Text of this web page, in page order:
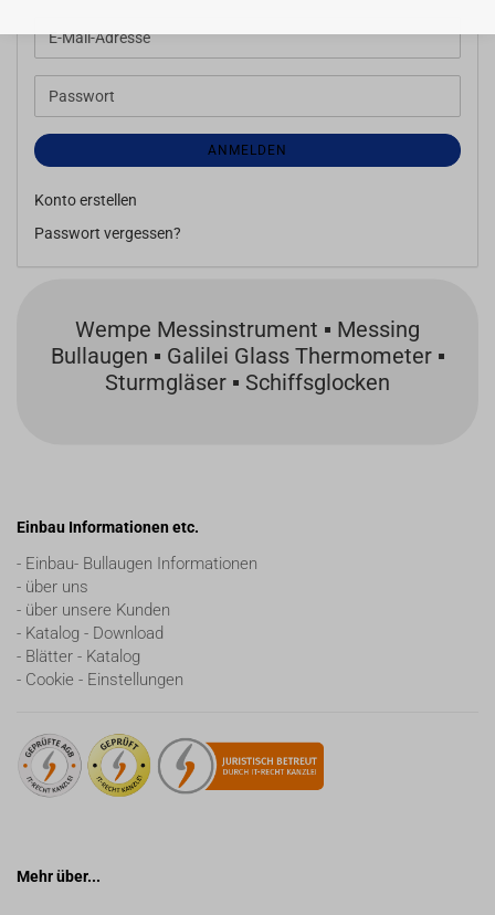
E-
Mail-
Adresse
Passwort
ANMELDEN
Konto erstellen
Passwort vergessen?
Wempe Messinstrument ▪ Messing
Bullaugen ▪ Galilei Glass Thermometer ▪
Sturmgläser ▪ Schiffsglocken
Einbau Informationen etc.
- Einbau- Bullaugen Informationen
- über uns
- über unsere Kunden
- Katalog - Download
- Blätter - Katalog
- Cookie - Einstellungen
Mehr über...